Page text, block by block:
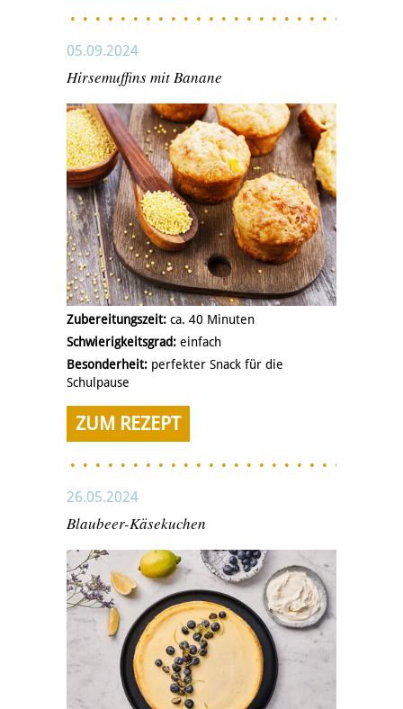
05.09.2024
Hirsemuffins mit Banane
Zubereitungszeit: ca. 40 Minuten
Schwierigkeitsgrad: einfach
Besonderheit: perfekter Snack für die
Schulpause
ZUM REZEPT
26.05.2024
Blaubeer-Käsekuchen